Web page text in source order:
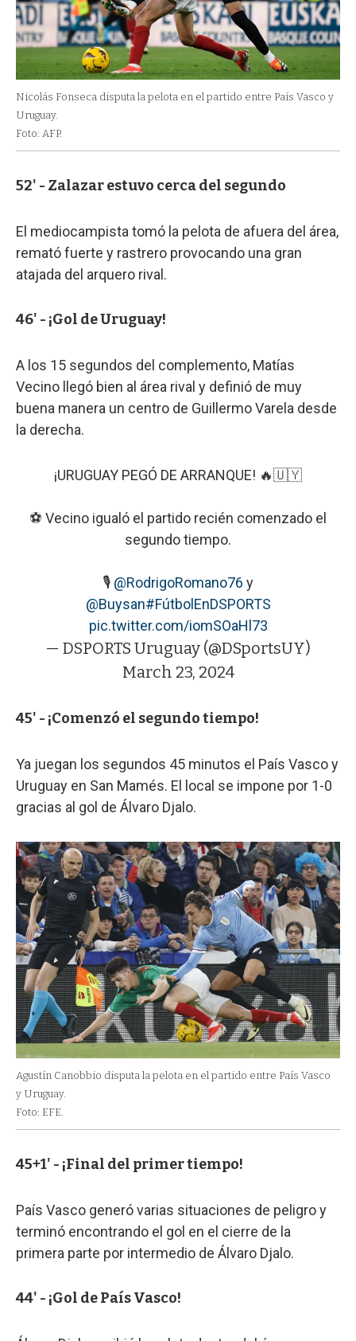
Nicolás Fonseca disputa la pelota en el partido entre País Vasco y
Uruguay.
Foto: AFP.
52' - Zalazar estuvo cerca del segundo
El mediocampista tomó la pelota de afuera del área,
remató fuerte y rastrero provocando una gran
atajada del arquero rival.
46' - ¡Gol de Uruguay!
A los 15 segundos del complemento, Matías
Vecino llegó bien al área rival y definió de muy
buena manera un centro de Guillermo Varela desde
la derecha.
¡URUGUAY PEGÓ DE ARRANQUE! 🔥🇺🇾
⚽ Vecino igualó el partido recién comenzado el
segundo tiempo.
🎙️ @RodrigoRomano76 y
@Buysan#FútbolEnDSPORTS
pic.twitter.com/iomSOaHl73
— DSPORTS Uruguay (@DSportsUY)
March 23, 2024
45' - ¡Comenzó el segundo tiempo!
Ya juegan los segundos 45 minutos el País Vasco y
Uruguay en San Mamés. El local se impone por 1-0
gracias al gol de Álvaro Djalo.
Agustín Canobbio disputa la pelota en el partido entre País Vasco
y Uruguay.
Foto: EFE.
45+1' - ¡Final del primer tiempo!
País Vasco generó varias situaciones de peligro y
terminó encontrando el gol en el cierre de la
primera parte por intermedio de Álvaro Djalo.
44' - ¡Gol de País Vasco!